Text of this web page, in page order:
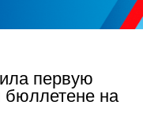
первую
бюллетене на